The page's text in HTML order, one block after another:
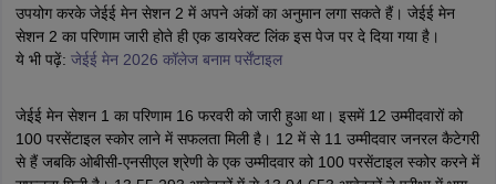
उपयोग करके जेईई मेन सेशन 2 में अपने अंकों का अनुमान लगा सकते हैं। जेईई मेन
सेशन 2 का परिणाम जारी होते ही एक डायरेक्ट लिंक इस पेज पर दे दिया गया है।
ये भी पढ़ें: जेईई मेन 2026 कॉलेज बनाम पर्सेंटाइल
जेईई मेन सेशन 1 का परिणाम 16 फरवरी को जारी हुआ था। इसमें 12 उम्मीदवारों को
100 परसेंटाइल स्कोर लाने में सफलता मिली है। 12 में से 11 उम्मीदवार जनरल कैटेगरी
से हैं जबकि ओबीसी-एनसीएल श्रेणी के एक उम्मीदवार को 100 परसेंटाइल स्कोर करने में